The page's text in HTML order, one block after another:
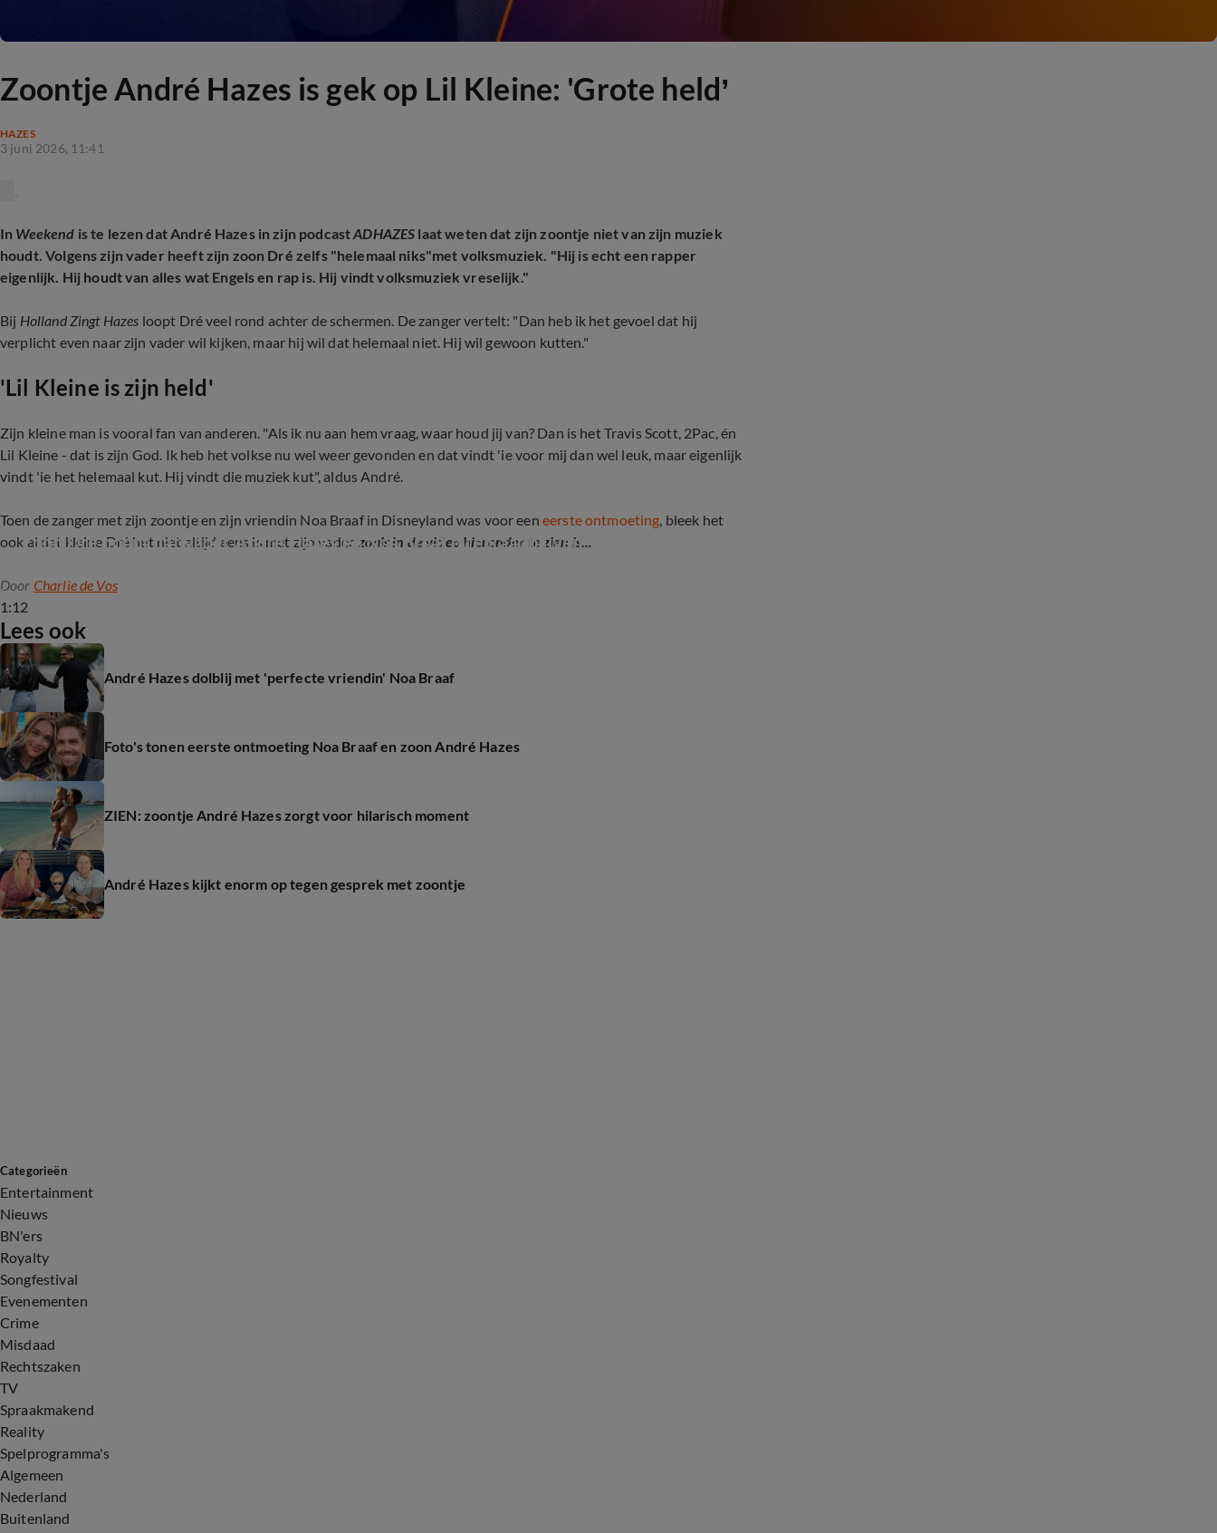
Zoontje André Hazes is gek op Lil Kleine: 'Grote held’
HAZES
3 juni 2026, 11:41
In Weekend is te lezen dat André Hazes in zijn podcastADHAZES laat weten dat zijn zoontje niet van zijn muziek
houdt. Volgens zijn vader heeft zijn zoon Dré zelfs "helemaal niks"met volksmuziek. "Hij is echt een rapper
eigenlijk. Hij houdt van alles wat Engels en rap is. Hij vindt volksmuziek vreselijk."
Bij Holland Zingt Hazes loopt Dré veel rond achter de schermen. De zanger vertelt: "Dan heb ik het gevoel dat hij
verplicht even naar zijn vader wil kijken, maar hij wil dat helemaal niet. Hij wil gewoon kutten."
'Lil Kleine is zijn held'
Zijn kleine man is vooral fan van anderen. "Als ik nu aan hem vraag, waar houd jij van? Dan is het Travis Scott, 2Pac, én
Lil Kleine - dat is zijn God. Ik heb het volkse nu wel weer gevonden en dat vindt 'ie voor mij dan wel leuk, maar eigenlijk
vindt 'ie het helemaal kut. Hij vindt die muziek kut", aldus André.
Toen de zanger met zijn zoontje en zijn vriendin Noa Braaf in Disneyland was voor een eerste ontmoeting, bleek het
ook al dat kleine Dré het niet altijd eens is met zijn vader,zoals in de video hieronder te zien is...
1:12
Zoon Dré hoopt dat vader André Hazes en Noa Braaf bij elkaar blijven
Door Charlie de Vos
Lees ook
André Hazes dolblij met 'perfecte vriendin' Noa Braaf
Foto's tonen eerste ontmoeting Noa Braaf en zoon André Hazes
ZIEN: zoontje André Hazes zorgt voor hilarisch moment
André Hazes kijkt enorm op tegen gesprek met zoontje
Categorieën
Entertainment
Nieuws
BN'ers
Royalty
Songfestival
Evenementen
Crime
Misdaad
Rechtszaken
TV
Spraakmakend
Reality
Spelprogramma's
Algemeen
Nederland
Buitenland